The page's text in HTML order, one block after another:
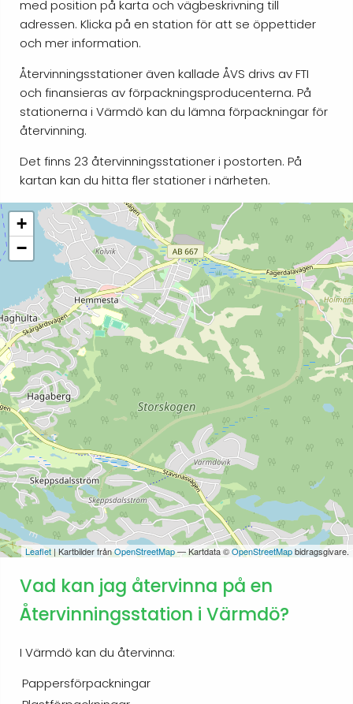
med position på karta och vägbeskrivning till
adressen. Klicka på en station för att se öppettider
och mer information.
Återvinningsstationer även kallade ÅVS drivs av FTI
och finansieras av förpackningsproducenterna. På
stationerna i Värmdö kan du lämna förpackningar för
återvinning.
Det finns 23 återvinningsstationer i postorten. På
kartan kan du hitta fler stationer i närheten.
+
−
Leaflet | Kartbilder frånOpenStreetMap— Kartdata ©OpenStreetMapbidragsgivare.
Vad kan jag återvinna på en
Återvinningsstation i Värmdö?
I Värmdö kan du återvinna:
Pappersförpackningar